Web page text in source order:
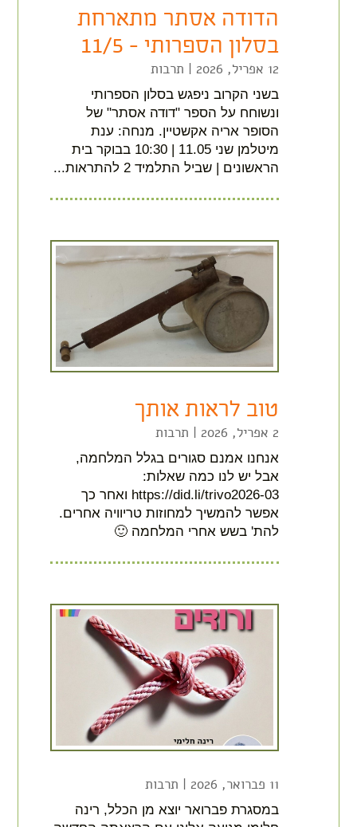
הדודה אסתר מתארחת
בסלון הספרותי – 11/5
12 אפריל, 2026 | תרבות
בשני הקרוב ניפגש בסלון הספרותי
ונשוחח על הספר "דודה אסתר" של
הסופר אריה אקשטיין. מנחה: ענת
מיטלמן שני 11.05 | 10:30 בבוקר בית
הראשונים | שביל התלמיד 2 להתראות...
טוב לראות אותך
2 אפריל, 2026 | תרבות
אנחנו אמנם סגורים בגלל המלחמה,
אבל יש לנו כמה שאלות:
https://did.li/trivo2026-03 ואחר כך
אפשר להמשיך למחוזות טריוויה אחרים.
להת' בשש אחרי המלחמה 🙂
11 פברואר, 2026 | תרבות
במסגרת פברואר יוצא מן הכלל, רינה